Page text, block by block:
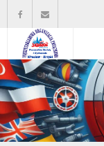
Strona główna
Władze
O nas